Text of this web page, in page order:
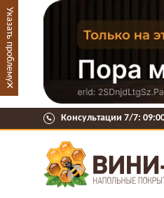
Консультации 7/7:
Указать проблему
×